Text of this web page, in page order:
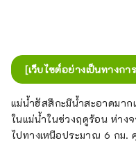
[เว็บไซต์อย่างเป็นทางกา
แม่น้ำฮัสสึกะมีน้ำสะอาดมาก
ในแม่น้ำในช่วงฤดูร้อน ห่างจ
ไปทางเหนือประมาณ 6 กม